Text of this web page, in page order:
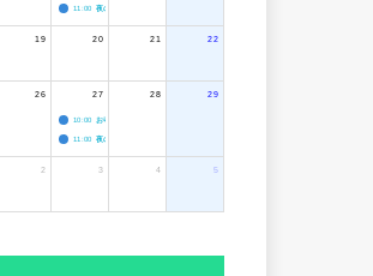
11:00 夜のボードゲーム会
19 20 21 22
26 27
10:00 お寺のジャグリング教室
11:00 夜のボードゲーム会
28 29
2 3 4 5